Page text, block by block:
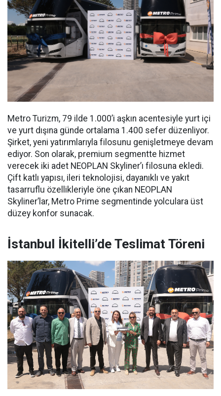
Metro Turizm, 79 ilde 1.000’i aşkın acentesiyle yurt içi
ve yurt dışına günde ortalama 1.400 sefer düzenliyor.
Şirket, yeni yatırımlarıyla filosunu genişletmeye devam
ediyor. Son olarak, premium segmentte hizmet
verecek iki adet NEOPLAN Skyliner’ı filosuna ekledi.
Çift katlı yapısı, ileri teknolojisi, dayanıklı ve yakıt
tasarruflu özellikleriyle öne çıkan NEOPLAN
Skyliner’lar, Metro Prime segmentinde yolculara üst
düzey konfor sunacak.
İstanbul İkitelli’de Teslimat Töreni